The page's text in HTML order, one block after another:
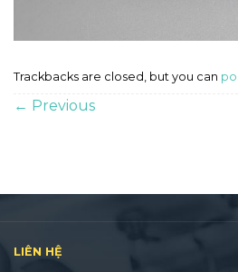
Trackbacks are closed, but you can
← Previous
LIÊN HỆ